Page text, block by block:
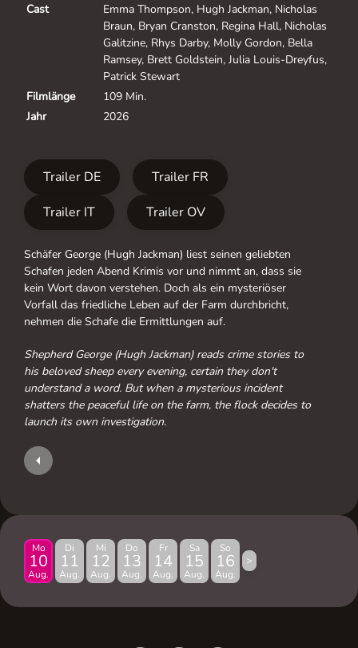
Cast
Emma Thompson, Hugh Jackman, Nicholas
Braun, Bryan Cranston, Regina Hall, Nicholas
Galitzine, Rhys Darby, Molly Gordon, Bella
Ramsey, Brett Goldstein, Julia Louis-Dreyfus,
Patrick Stewart
Filmlänge
109 Min.
Jahr
2026
Trailer DE
Trailer FR
Trailer IT
Trailer OV
Schäfer George (Hugh Jackman) liest seinen geliebten
Schafen jeden Abend Krimis vor und nimmt an, dass sie
kein Wort davon verstehen. Doch als ein mysteriöser
Vorfall das friedliche Leben auf der Farm durchbricht,
nehmen die Schafe die Ermittlungen auf.
Shepherd George (Hugh Jackman) reads crime stories to
his beloved sheep every evening, certain they don't
understand a word. But when a mysterious incident
shatters the peaceful life on the farm, the flock decides to
launch its own investigation.
Mo
10
Aug.
Di
11
Aug.
Mi
12
Aug.
Do
13
Aug.
Fr
14
Aug.
Sa
15
Aug.
So
16
Aug.
>